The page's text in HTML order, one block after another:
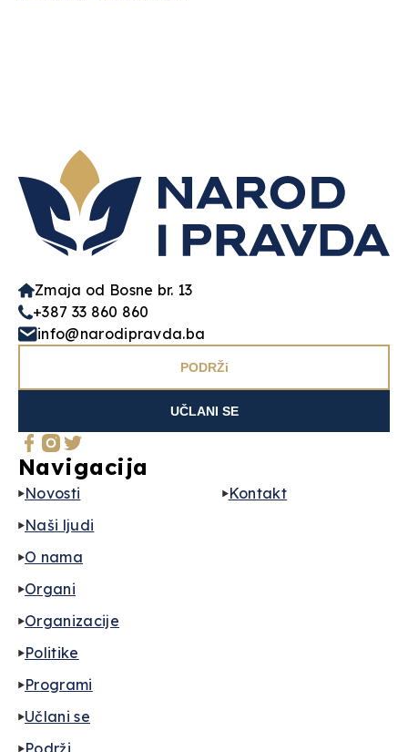
Zmaja od Bosne br. 13
+387 33 860 860
info@narodipravda.ba
PODRŽi
UČLANI SE
Navigacija
Novosti
Naši ljudi
O nama
Organi
Organizacije
Politike
Programi
Učlani se
Podrži
Kontakt